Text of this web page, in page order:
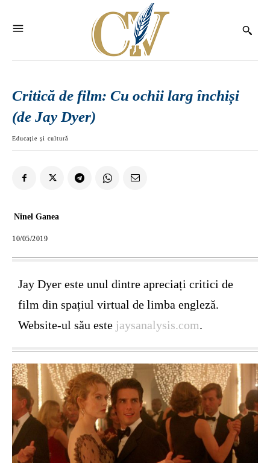
Critică de film: Cu ochii larg închiși
(de Jay Dyer)
Educație și cultură
Ninel Ganea
10/05/2019
Jay Dyer este unul dintre apreciați critici de
film din spațiul virtual de limba engleză.
Website-ul său este jaysanalysis.com.